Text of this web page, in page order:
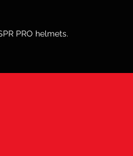
PRO helmets.